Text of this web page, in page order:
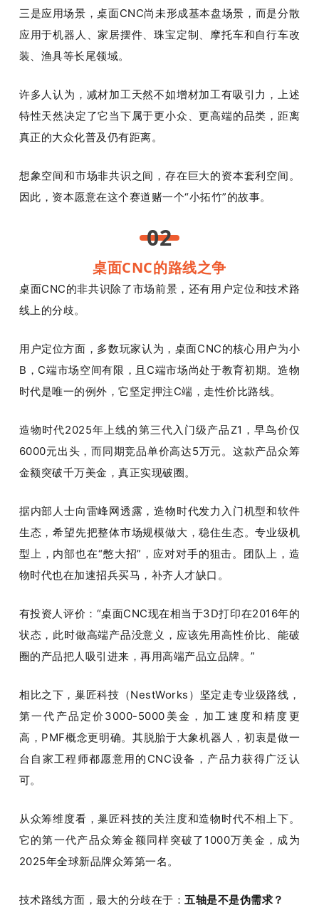
三是应用场景，桌面CNC尚未形成基本盘场景，而是分散
应用于机器人、家居摆件、珠宝定制、摩托车和自行车改
装、渔具等长尾领域。
许多人认为，减材加工天然不如增材加工有吸引力，上述
特性天然决定了它当下属于更小众、更高端的品类，距离
真正的大众化普及仍有距离。
想象空间和市场非共识之间，存在巨大的资本套利空间。
因此，资本愿意在这个赛道赌一个“小拓竹”的故事。
02
桌面CNC的路线之争
桌面CNC的非共识除了市场前景，还有用户定位和技术路
线上的分歧。
用户定位方面，多数玩家认为，桌面CNC的核心用户为小
B，C端市场空间有限，且C端市场尚处于教育初期。造物
时代是唯一的例外，它坚定押注C端，走性价比路线。
造物时代2025年上线的第三代入门级产品Z1，早鸟价仅
6000元出头，而同期竞品单价高达5万元。这款产品众筹
金额突破千万美金，真正实现破圈。
据内部人士向雷峰网透露，造物时代发力入门机型和软件
生态，希望先把整体市场规模做大，稳住生态。专业级机
型上，内部也在“憋大招”，应对对手的狙击。团队上，造
物时代也在加速招兵买马，补齐人才缺口。
有投资人评价：“桌面CNC现在相当于3D打印在2016年的
状态，此时做高端产品没意义，应该先用高性价比、能破
圈的产品把人吸引进来，再用高端产品立品牌。”
相比之下，巢匠科技（NestWorks）坚定走专业级路线，
第一代产品定价3000-5000美金，加工速度和精度更
高，PMF概念更明确。其脱胎于大象机器人，初衷是做一
台自家工程师都愿意用的CNC设备，产品力获得广泛认
可。
从众筹维度看，巢匠科技的关注度和造物时代不相上下。
它的第一代产品众筹金额同样突破了1000万美金，成为
2025年全球新品牌众筹第一名。
技术路线方面，最大的分歧在于：五轴是不是伪需求？